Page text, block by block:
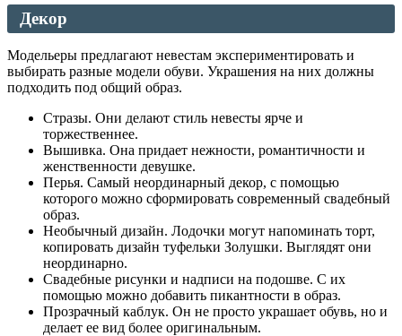
Декор
Модельеры предлагают невестам экспериментировать и
выбирать разные модели обуви. Украшения на них должны
подходить под общий образ.
Стразы. Они делают стиль невесты ярче и
торжественнее.
Вышивка. Она придает нежности, романтичности и
женственности девушке.
Перья. Самый неординарный декор, с помощью
которого можно сформировать современный свадебный
образ.
Необычный дизайн. Лодочки могут напоминать торт,
копировать дизайн туфельки Золушки. Выглядят они
неординарно.
Свадебные рисунки и надписи на подошве. С их
помощью можно добавить пикантности в образ.
Прозрачный каблук. Он не просто украшает обувь, но и
делает ее вид более оригинальным.